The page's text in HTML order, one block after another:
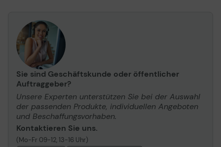
Sie sind Geschäftskunde oder öffentlicher
Auftraggeber?
Unsere Experten unterstützen Sie bei der Auswahl
der passenden Produkte, individuellen Angeboten
und Beschaffungsvorhaben.
Kontaktieren Sie uns.
(Mo-Fr 09-12, 13-16 Uhr)